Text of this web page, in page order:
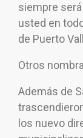
siempre
usted en
de Puerto
Otros
Además de
los nuevo